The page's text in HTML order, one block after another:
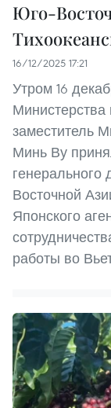
Юго-
16/12/2025 17:21
Утром 16
заместитель
Минь Ву
генерального
Восточной
Японского
работы во